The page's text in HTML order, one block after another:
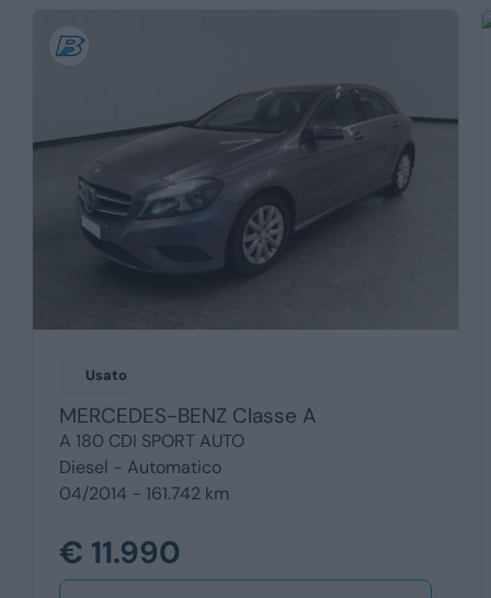
Usato
MERCEDES-BENZ Classe A
A 180 CDI SPORT AUTO
Diesel - Automatico
04/2014 - 161.742 km
€ 11.990